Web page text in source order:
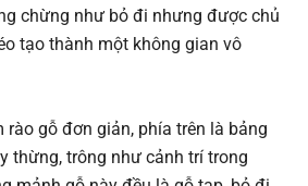
chừng như bỏ đi nhưng được chủ
tạo thành một không gian vô
rào gỗ đơn giản, phía trên là bảng
thừng, trông như cảnh trí trong